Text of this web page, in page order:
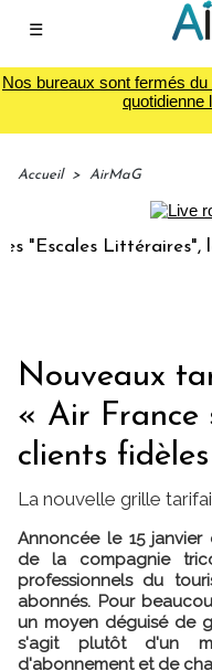
☰
Nos bureaux sont fermés
quotidienne
Accueil > AirMaG
Littéraires", la
Nouveaux
« Air France
clients
La nouvelle grille
Annoncée le 15
de la compagnie
professionnels du
abonnés. Pour
un moyen déguisé de
s'agit plutôt d'un
d'abonnement et de